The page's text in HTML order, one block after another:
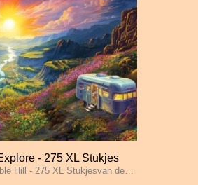
- 275 XL Stukjes
Hill - 275 XL Stukjesvan de…